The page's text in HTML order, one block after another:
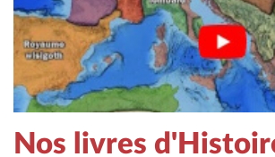
Nos livres